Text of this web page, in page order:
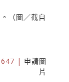
（圖／截自
647 | 申請圖
片